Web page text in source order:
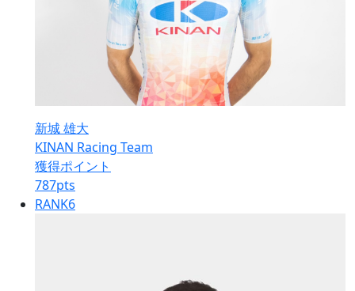
新城 雄大
KINAN Racing Team
獲得ポイント
787pts
RANK6